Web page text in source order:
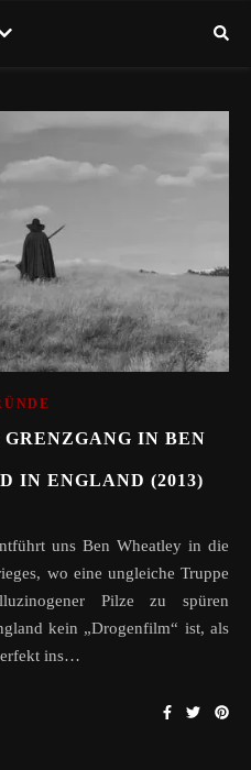
IN BEN
IN ENGLAND (2013)
wo eine ungleiche Truppe
Pilze zu spüren
kein „Drogenfilm“ ist, als
ins…